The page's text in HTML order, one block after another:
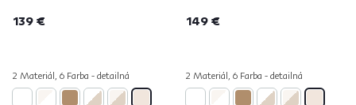
139 €
2 Materiál, 6 Farba - detailná
149 €
2 Materiál, 6 Farba - detailná